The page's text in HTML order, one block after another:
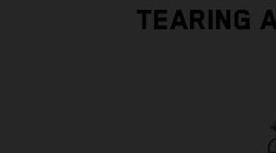
TEARING